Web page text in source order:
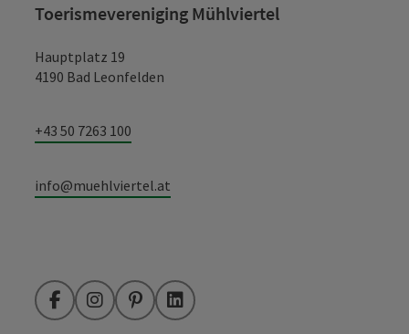
Toerismevereniging Mühlviertel
Hauptplatz 19
4190 Bad Leonfelden
+43 50 7263 100
info@muehlviertel.at
FacebookInstagramPinterestLinkedIn